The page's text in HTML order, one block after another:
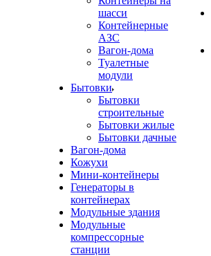
шасси
Контейнерные
АЗС
Вагон-дома
Туалетные
модули
Бытовки
Бытовки
строительные
Бытовки жилые
Бытовки дачные
Вагон-дома
Кожухи
Мини-контейнеры
Генераторы в
контейнерах
Модульные здания
Модульные
компрессорные
станции